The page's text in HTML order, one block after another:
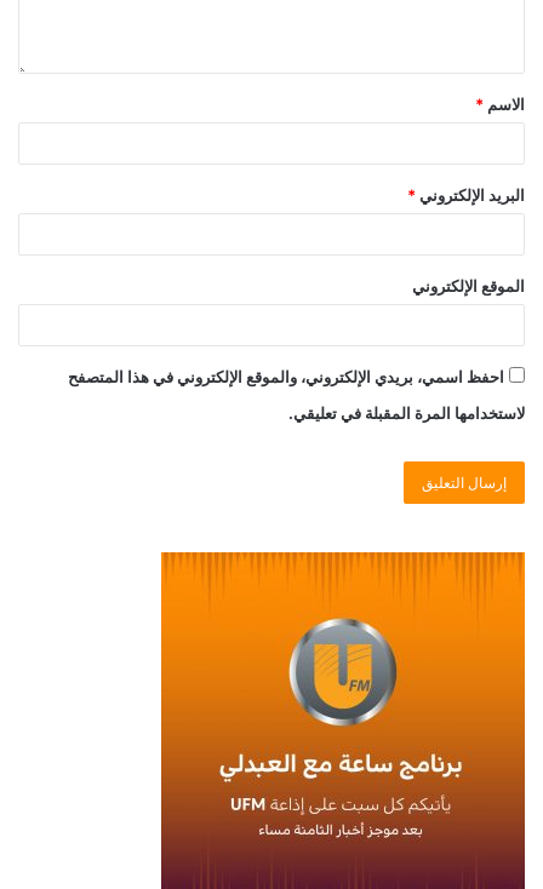
الاسم *
البريد الإلكتروني *
الموقع الإلكتروني
احفظ اسمي، بريدي الإلكتروني، والموقع الإلكتروني في هذا المتصفح
لاستخدامها المرة المقبلة في تعليقي.